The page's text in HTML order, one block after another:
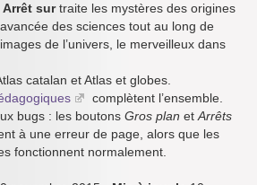
Arrêt surtraite les mystères des origines
des sciences tout au long de
de l’univers, le merveilleux dans
catalan et Atlas et globes.
complètent l’ensemble.
bugs : les boutons Gros plan et Arrêts
à une erreur de page, alors que les
fonctionnent normalement.